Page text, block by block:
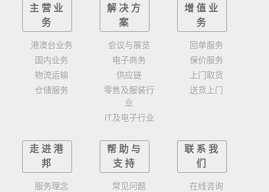
主营业
务
港澳台业务
国内业务
物流运输
仓储服务
解决方
案
会议与展览
电子商务
供应链
零售及服装行
业
IT及电子行业
增值业
务
回单服务
保价服务
上门取货
送货上门
走进港
邦
服务理念
帮助与
支持
常见问题
联系我
们
在线咨询